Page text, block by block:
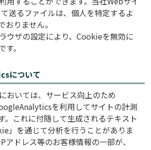
送るファイルは、個人を特定するよ
おりません。
ウザの設定により、Cookieを無効に
。
について
おいては、サービス向上のため
を利用してサイトの計測
。これに付随して生成されるテキスト
」を通じて分析を行うことがありま
アドレス等のお客様情報の一部が、